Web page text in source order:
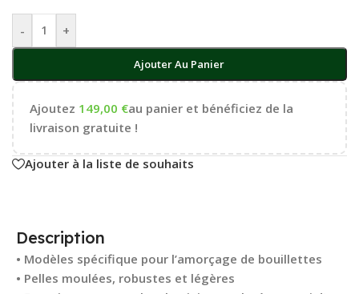
- +
Ajouter Au Panier
Ajoutez 149,00 €au panier et bénéficiez de la
livraison gratuite !
Ajouter à la liste de souhaits
Description
• Modèles spécifique pour l’amorçage de bouillettes
• Pelles moulées, robustes et légères